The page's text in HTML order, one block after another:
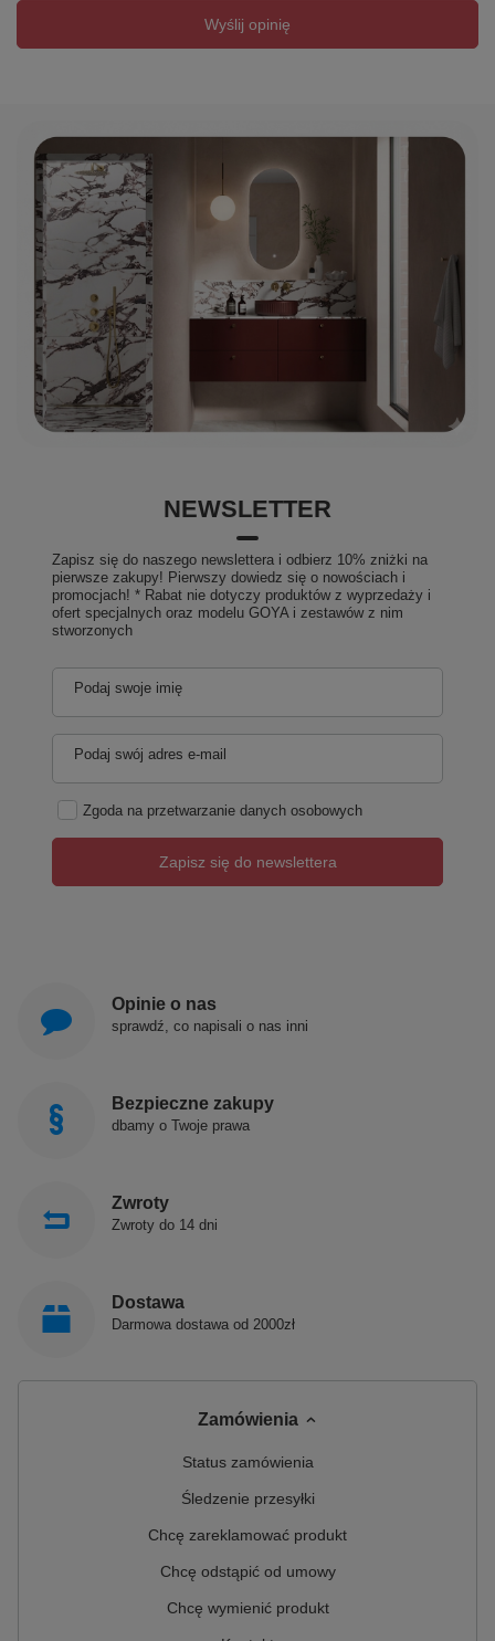
Wyślij opinię
NEWSLETTER
Zapisz się do naszego newslettera i odbierz 10% zniżki na
pierwsze zakupy! Pierwszy dowiedz się o nowościach i
promocjach! * Rabat nie dotyczy produktów z wyprzedaży i
ofert specjalnych oraz modelu GOYA i zestawów z nim
stworzonych
Podaj swoje imię
Podaj swój adres e-mail
Zgoda na przetwarzanie danych osobowych
Zapisz się do newslettera
Opinie o nas
sprawdź, co napisali o nas inni
Bezpieczne zakupy
dbamy o Twoje prawa
Zwroty
Zwroty do 14 dni
Dostawa
Darmowa dostawa od 2000zł
Zamówienia
Status zamówienia
Śledzenie przesyłki
Chcę zareklamować produkt
Chcę odstąpić od umowy
Chcę wymienić produkt